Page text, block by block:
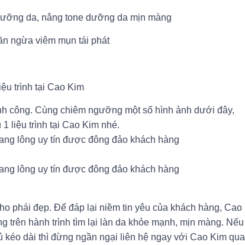
da, nâng tone dưỡng da mịn màng
ngừa viêm mụn tái phát
trình tại Cao Kim
công. Cùng chiêm ngưỡng một số hình ảnh dưới đây,
liệu trình tại Cao Kim nhé.
phái đẹp. Để đáp lại niềm tin yêu của khách hàng, Cao
trên hành trình tìm lại làn da khỏe mạnh, mịn màng. Nếu
kéo dài thì đừng ngần ngại liên hệ ngay với Cao Kim qua